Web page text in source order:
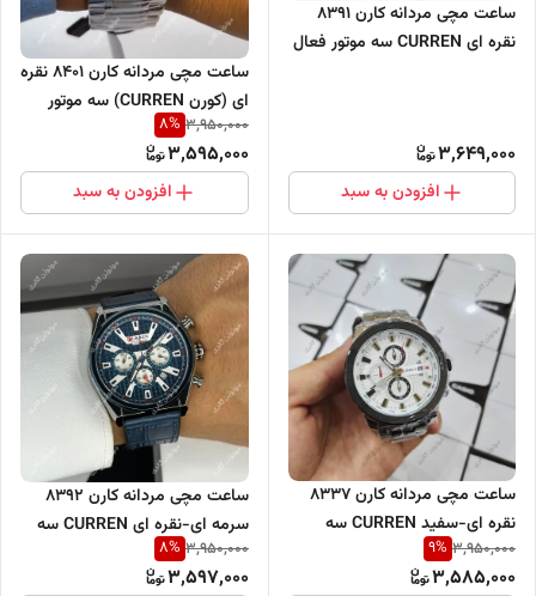
ساعت مچی مردانه کارن 8391
نقره ای CURREN سه موتور فعال
3,649,000
افزودن به سبد
ساعت مچی مردانه کارن 8401 نقره
ای (کورن CURREN) سه موتور
فعال
3,950,000
8%
3,595,000
افزودن به سبد
ساعت مچی مردانه کارن 8337
نقره ای-سفید CURREN سه
موتور فعال
3,950,000
9%
3,585,000
ساعت مچی مردانه کارن 8392
سرمه ای-نقره ای CURREN سه
موتور فعال
3,950,000
8%
3,597,000